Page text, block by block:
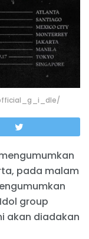
pada malam
group
akan diadakan